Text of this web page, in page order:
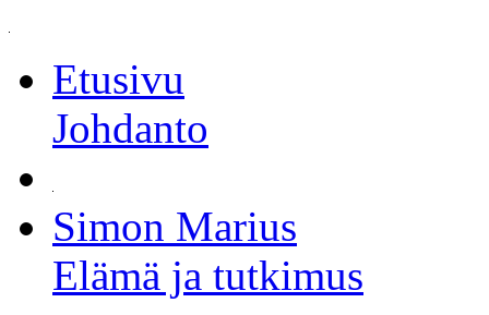
Etusivu
Johdanto
Simon Marius
Elämä ja tutkimus